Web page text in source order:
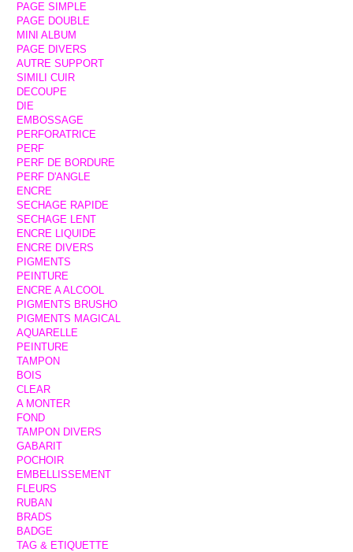
PAGE SIMPLE
PAGE DOUBLE
MINI ALBUM
PAGE DIVERS
AUTRE SUPPORT
SIMILI CUIR
DECOUPE
DIE
EMBOSSAGE
PERFORATRICE
PERF
PERF DE BORDURE
PERF D'ANGLE
ENCRE
SECHAGE RAPIDE
SECHAGE LENT
ENCRE LIQUIDE
ENCRE DIVERS
PIGMENTS
PEINTURE
ENCRE A ALCOOL
PIGMENTS BRUSHO
PIGMENTS MAGICAL
AQUARELLE
PEINTURE
TAMPON
BOIS
CLEAR
A MONTER
FOND
TAMPON DIVERS
GABARIT
POCHOIR
EMBELLISSEMENT
FLEURS
RUBAN
BRADS
BADGE
TAG & ETIQUETTE